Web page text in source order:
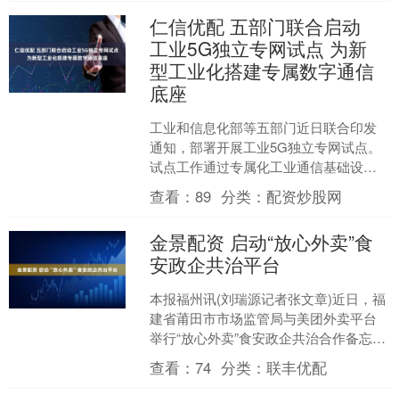
仁信优配 五部门联合启动
工业5G独立专网试点 为新
型工业化搭建专属数字通信
底座
工业和信息化部等五部门近日联合印发
通知，部署开展工业5G独立专网试点。
试点工作通过专属化工业通信基础设施
建设，深化“5G+工业互联网”融合应用，
精准匹配特殊行业....
查看：89 分类：配资炒股网
金景配资 启动“放心外卖”食
安政企共治平台
本报福州讯(刘瑞源记者张文章)近日，福
建省莆田市市场监管局与美团外卖平台
举行“放心外卖”食安政企共治合作备忘录
签订仪式，正式启动“放心外卖”食安政企
共治平台。双....
查看：74 分类：联丰优配